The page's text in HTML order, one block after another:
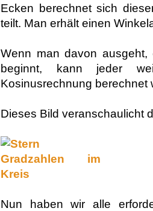
Ecken berechnet sich
teilt. Man erhält einen
Wenn man davon
beginnt, kann jeder
Kosinusrechnung berechnet
Dieses Bild veranschaulicht
Nun haben wir alle